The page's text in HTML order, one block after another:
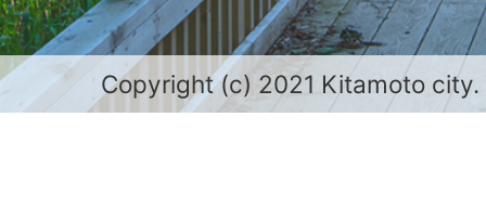
Copyright (c) 2021 Kitamoto city.